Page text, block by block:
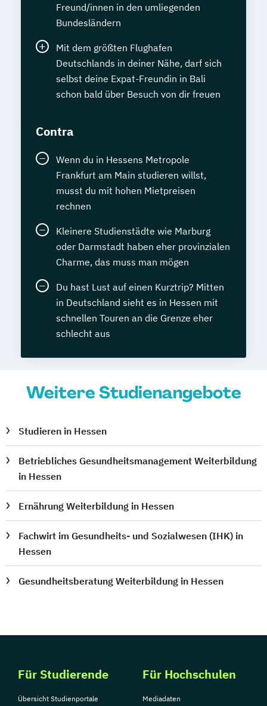
Freund/innen in den umliegenden
Bundesländern
Mit dem größten Flughafen
Deutschlands in deiner Nähe, darf sich
selbst deine Expat-Freundin in Bali
schon bald über Besuch von dir freuen
Contra
Wenn du in Hessens Metropole
Frankfurt am Main studieren willst,
musst du mit hohen Mietpreisen
rechnen
Kleinere Studienstädte wie Marburg
oder Darmstadt haben eher provinzialen
Charme, das muss man mögen
Du hast Lust auf einen Kurztrip? Mitten
in Deutschland sieht es in Hessen mit
schnellen Touren an die Grenze eher
schlecht aus
Weitere Studienangebote
Studieren in Hessen
Betriebliches Gesundheitsmanagement Weiterbildung
in Hessen
Ernährung Weiterbildung in Hessen
Fachwirt im Gesundheits- und Sozialwesen (IHK) in
Hessen
Gesundheitsberatung Weiterbildung in Hessen
Für Studierende
Übersicht Studienportale
Für Hochschulen
Mediadaten